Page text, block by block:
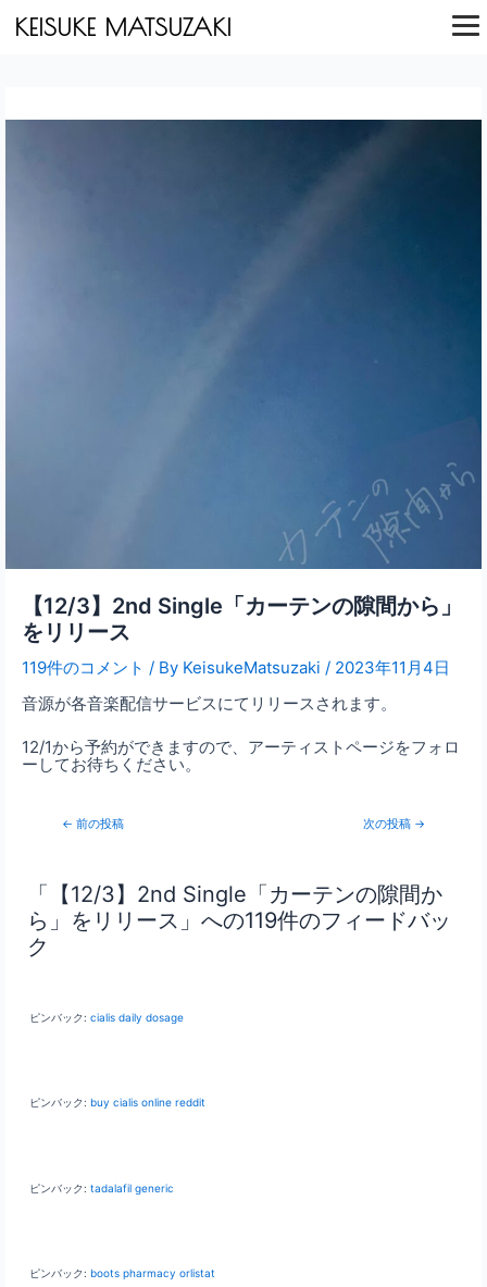
KEISUKE MATSUZAKI
【12/3】2nd Single「カーテンの隙間から」
をリリース
119件のコメント / By KeisukeMatsuzaki/ 2023年11月4日
音源が各音楽配信サービスにてリリースされます。
12/1から予約ができますので、アーティストページをフォロ
ーしてお待ちください。
稿
← 前の投稿 次の投稿 →
「【12/3】2nd Single「カーテンの隙間か
ら」をリリース」への119件のフィードバッ
ク
ピンバック: cialis daily dosage
ピンバック: buy cialis online reddit
ピンバック: tadalafil generic
ピンバック: boots pharmacy orlistat